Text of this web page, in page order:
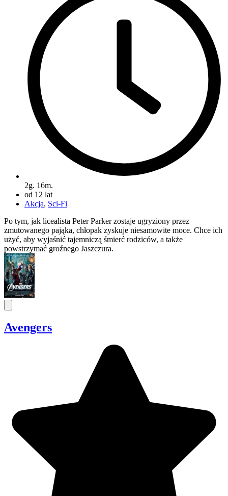
2g. 16m.
od 12 lat
Akcja, Sci-Fi
Po tym, jak licealista Peter Parker zostaje ugryziony przez
zmutowanego pająka, chłopak zyskuje niesamowite moce. Chce ich
użyć, aby wyjaśnić tajemniczą śmierć rodziców, a także
powstrzymać groźnego Jaszczura.
Avengers